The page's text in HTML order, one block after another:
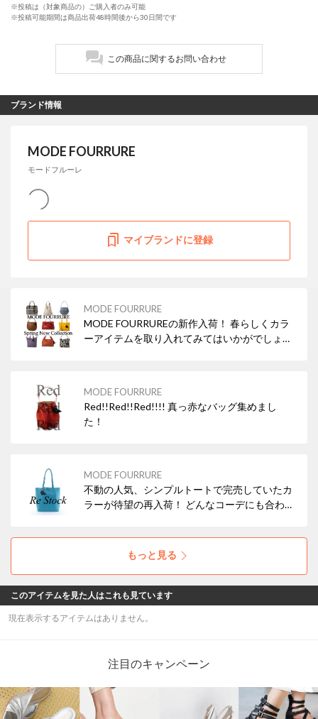
※投稿は（対象商品の）ご購入者のみ可能
※投稿可能期間は商品出荷48時間後から30日間です
この商品に関するお問い合わせ
ブランド情報
MODE FOURRURE
モードフルーレ
マイブランドに登録
MODE FOURRURE
MODE FOURRUREの新作入荷！ 春らしくカラ
ーアイテムを取り入れてみてはいかがでしょう
MODE FOURRURE
Red!!Red!!Red!!!! 真っ赤なバッグ集めまし
た！
MODE FOURRURE
不動の人気、シンプルトートで完売していたカ
ラーが待望の再入荷！ どんなコーデにも合わせ
（牛革）なので使えば使うほどお気に入りにな
ること間違いなし！
もっと見る
このアイテムを見た人はこれも見ています
現在表示するアイテムはありません。
注目のキャンペーン